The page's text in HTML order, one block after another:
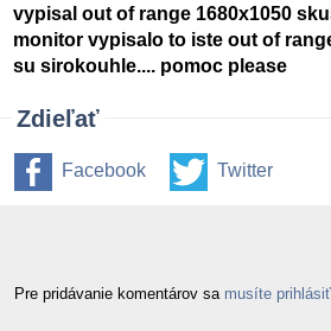
vypisal out of range 1680x1050
monitor vypisalo to iste out of
su sirokouhle.... pomoc please
Zdieľať
Facebook Twitter
Pre pridávanie komentárov sa musíte prihlásiť